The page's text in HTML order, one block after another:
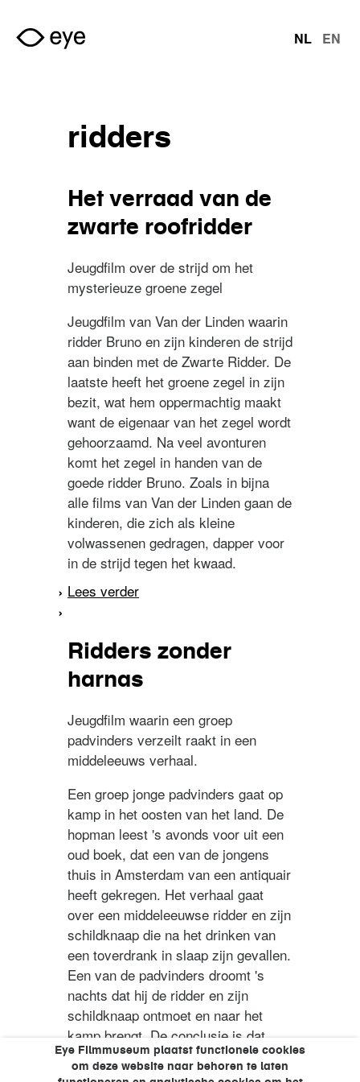
Overslaan en naar de inhoud gaan
Eye Filmmuseum plaatst functionele cookies
om deze website naar behoren te laten
talen
NL EN
ridders
Het verraad van de
zwarte roofridder
Jeugdfilm over de strijd om het
mysterieuze groene zegel
Jeugdfilm van Van der Linden waarin
ridder Bruno en zijn kinderen de strijd
aan binden met de Zwarte Ridder. De
laatste heeft het groene zegel in zijn
bezit, wat hem oppermachtig maakt
want de eigenaar van het zegel wordt
gehoorzaamd. Na veel avonturen
komt het zegel in handen van de
goede ridder Bruno. Zoals in bijna
alle films van Van der Linden gaan de
kinderen, die zich als kleine
volwassenen gedragen, dapper voor
in de strijd tegen het kwaad.
Lees verder
Ridders zonder
harnas
Jeugdfilm waarin een groep
padvinders verzeilt raakt in een
middeleeuws verhaal.
Een groep jonge padvinders gaat op
kamp in het oosten van het land. De
hopman leest 's avonds voor uit een
oud boek, dat een van de jongens
thuis in Amsterdam van een antiquair
heeft gekregen. Het verhaal gaat
over een middeleeuwse ridder en zijn
schildknaap die na het drinken van
een toverdrank in slaap zijn gevallen.
Een van de padvinders droomt 's
nachts dat hij de ridder en zijn
schildknaap ontmoet en naar het
kamp brengt. De conclusie is dat
padvinders moderne ridders zijn.